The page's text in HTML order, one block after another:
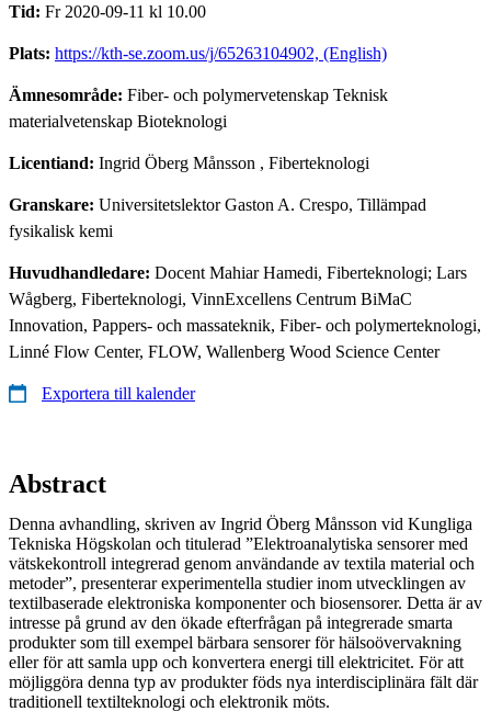
Tid: Fr 2020-09-11 kl 10.00
Plats: https://kth-se.zoom.us/j/65263104902, (English)
Ämnesområde: Fiber- och polymervetenskap Teknisk
materialvetenskap Bioteknologi
Licentiand: Ingrid Öberg Månsson , Fiberteknologi
Granskare: Universitetslektor Gaston A. Crespo, Tillämpad
fysikalisk kemi
Huvudhandledare: Docent Mahiar Hamedi, Fiberteknologi; Lars
Wågberg, Fiberteknologi, VinnExcellens Centrum BiMaC
Innovation, Pappers- och massateknik, Fiber- och polymerteknologi,
Linné Flow Center, FLOW, Wallenberg Wood Science Center
Exportera till kalender
Abstract
Denna avhandling, skriven av Ingrid Öberg Månsson vid Kungliga
Tekniska Högskolan och titulerad ”Elektroanalytiska sensorer med
vätskekontroll integrerad genom användande av textila material och
metoder”, presenterar experimentella studier inom utvecklingen av
textilbaserade elektroniska komponenter och biosensorer. Detta är av
intresse på grund av den ökade efterfrågan på integrerade smarta
produkter som till exempel bärbara sensorer för hälsoövervakning
eller för att samla upp och konvertera energi till elektricitet. För att
möjliggöra denna typ av produkter föds nya interdisciplinära fält där
traditionell textilteknologi och elektronik möts.